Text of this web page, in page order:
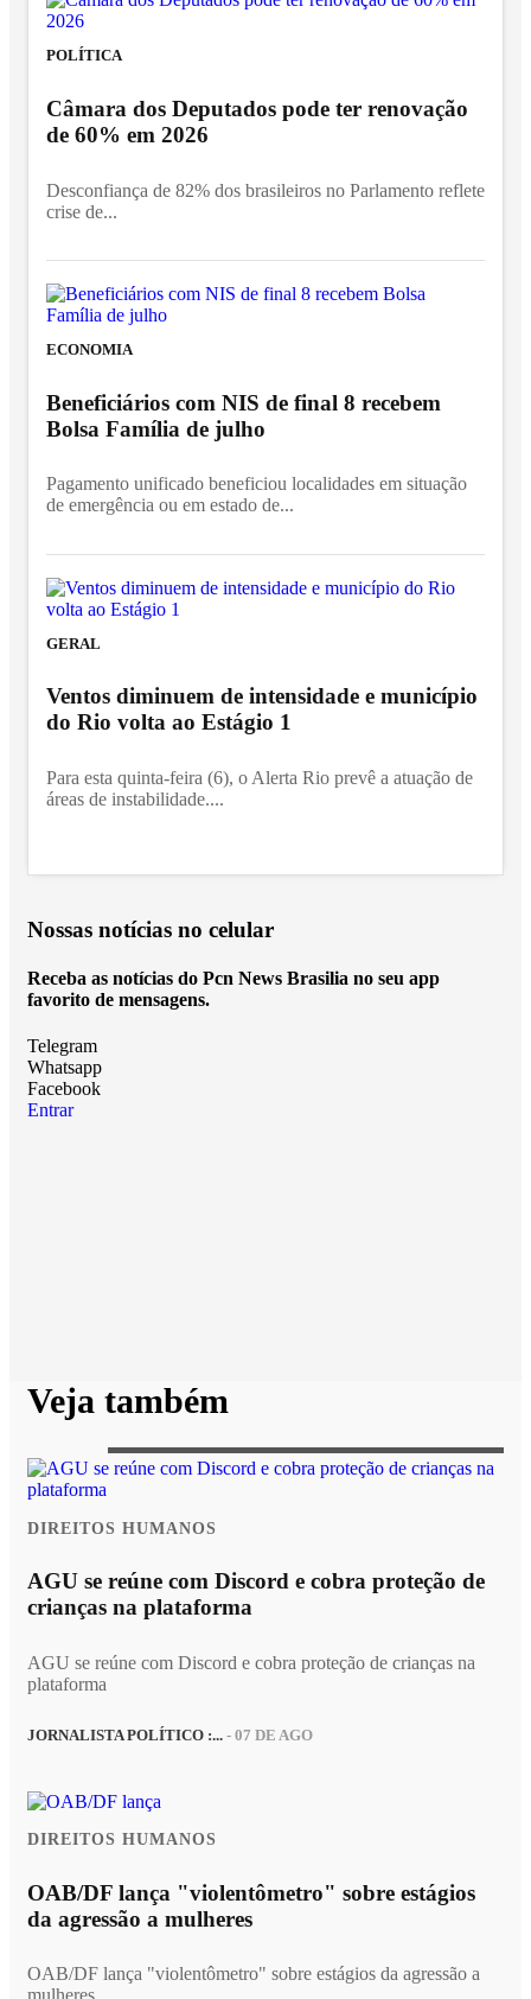
POLÍTICA
Câmara dos Deputados pode ter renovação
de 60% em 2026
Desconfiança de 82% dos brasileiros no Parlamento reflete
crise de...
ECONOMIA
Beneficiários com NIS de final 8 recebem
Bolsa Família de julho
Pagamento unificado beneficiou localidades em situação
de emergência ou em estado de...
GERAL
Ventos diminuem de intensidade e município
do Rio volta ao Estágio 1
Para esta quinta-feira (6), o Alerta Rio prevê a atuação de
áreas de instabilidade....
Nossas notícias no celular
Receba as notícias do Pcn News Brasilia no seu app
favorito de mensagens.
Telegram
Whatsapp
Facebook
Entrar
Veja também
DIREITOS HUMANOS
AGU se reúne com Discord e cobra proteção de
crianças na plataforma
AGU se reúne com Discord e cobra proteção de crianças na
plataforma
JORNALISTA POLÍTICO :... - 07 DE AGO
DIREITOS HUMANOS
OAB/DF lança "violentômetro" sobre estágios
da agressão a mulheres
OAB/DF lança "violentômetro" sobre estágios da agressão a